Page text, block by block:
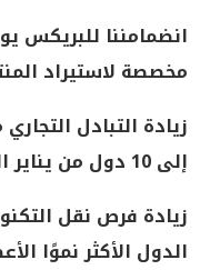
انضمامننا للبريكس
مخصصة لاستيراد
زيادة التبادل
إلى 10 دول من يناير المقبل
زيادة فرص نقل
الدول الأكثر نموًا